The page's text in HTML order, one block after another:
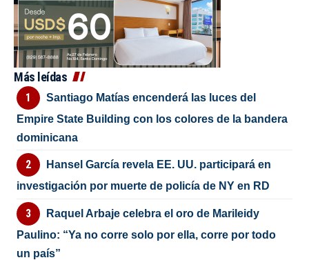
Más leídas
Santiago Matías encenderá las luces del
Empire State Building con los colores de la bandera
dominicana
Hansel García revela EE. UU. participará en
investigación por muerte de policía de NY en RD
Raquel Arbaje celebra el oro de Marileidy
Paulino: “Ya no corre solo por ella, corre por todo
un país”